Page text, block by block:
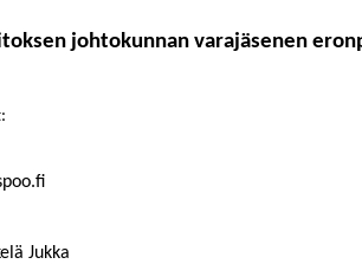
johtokunnan varajäsenen
Jukka